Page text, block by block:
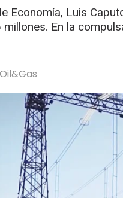
Economía, Luis
En la